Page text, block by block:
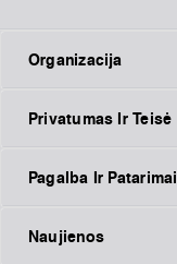
Organizacija
Privatumas Ir Teisė
Pagalba Ir Patarimai
Naujienos